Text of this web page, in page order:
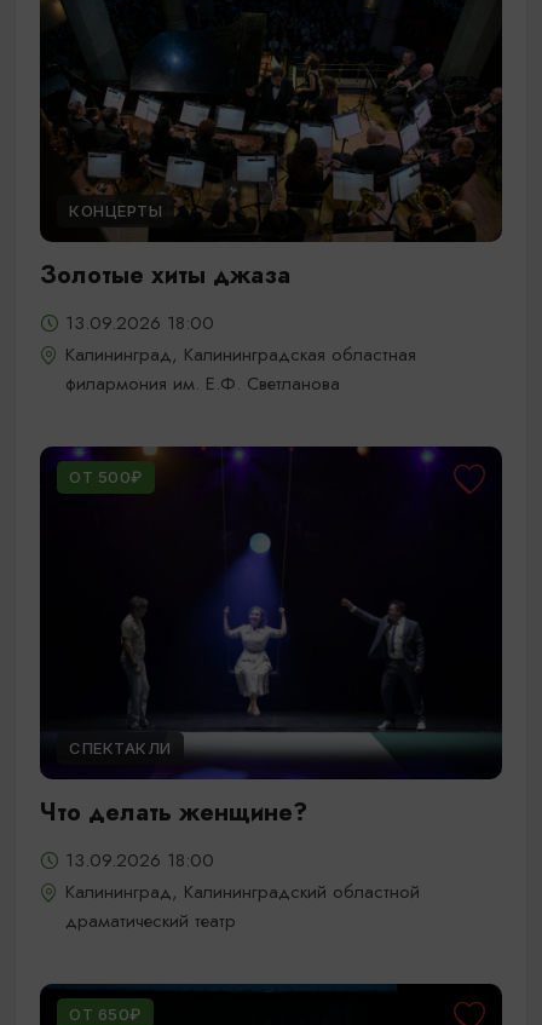
КОНЦЕРТЫ
Золотые хиты джаза
13.09.2026 18:00
Калининград, Калининградская областная
филармония им. Е.Ф. Светланова
ОТ 500₽
СПЕКТАКЛИ
Что делать женщине?
13.09.2026 18:00
Калининград, Калининградский областной
драматический театр
ОТ 650₽